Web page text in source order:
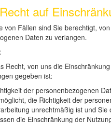
auf
von Fällen sind Sie berechtigt,
Daten zu verlangen.
Recht, von uns die
gegeben ist:
der personenbezogenen
die Richtigkeit der
unrechtmäßig ist und
die Einschränkung der